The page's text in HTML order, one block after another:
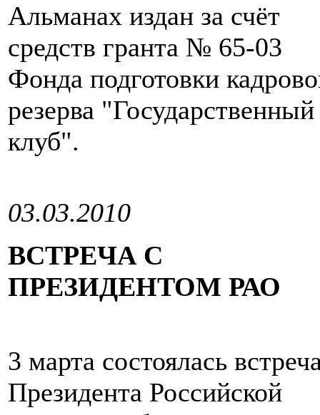
Альманах издан за счёт
средств гранта № 65-03
Фонда подготовки
резерва "Государственный
клуб".
03.03.2010
ВСТРЕЧА С
ПРЕЗИДЕНТОМ РАО
3 марта состоялась
Президента Российской